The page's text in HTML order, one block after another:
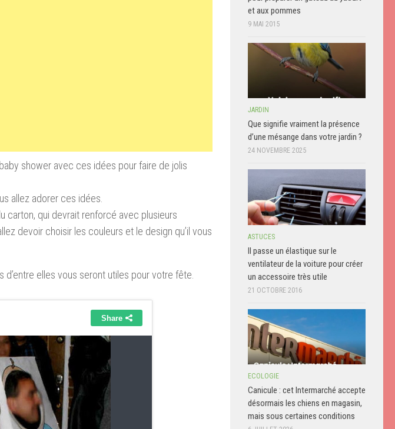
shower avec ces idées pour faire de jolis
allez adorer ces idées.
carton, qui devrait renforcé avec plusieurs
devoir choisir les couleurs et le design qu’il vous
elles vous seront utiles pour votre fête.
et aux pommes
9 MAI 2015
JARDIN
Que signifie vraiment la présence
d’une mésange dans votre jardin ?
24 NOVEMBRE 2025
ASTUCES
Il passe un élastique sur le
ventilateur de la voiture pour créer
un accessoire très utile
21 OCTOBRE 2016
ECOLOGIE
Canicule : cet Intermarché accepte
désormais les chiens en magasin,
mais sous certaines conditions